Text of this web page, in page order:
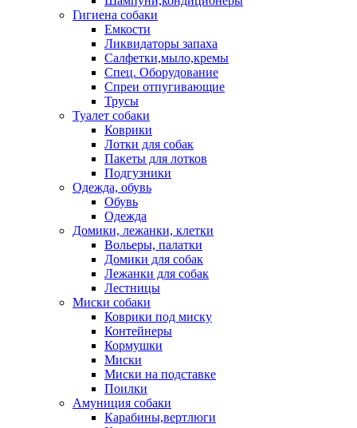
Гигиена собаки
Емкости
Ликвидаторы запаха
Салфетки,мыло,кремы
Спец. Оборудование
Спреи отпугивающие
Трусы
Туалет собаки
Коврики
Лотки для собак
Пакеты для лотков
Подгузники
Одежда, обувь
Обувь
Одежда
Домики, лежанки, клетки
Вольеры, палатки
Домики для собак
Лежанки для собак
Лестницы
Миски собаки
Коврики под миску
Контейнеры
Кормушки
Миски
Миски на подставке
Поилки
Амуниция собаки
Карабины,вертлюги